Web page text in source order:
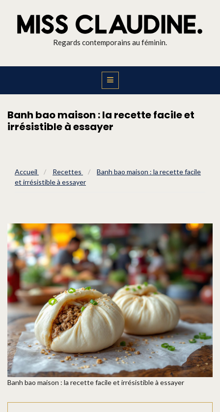
Regards contemporains au féminin.
Banh bao maison : la recette facile et
irrésistible à essayer
Accueil / Recettes /
Banh bao maison : la recette facile
et irrésistible à essayer
Banh bao maison : la recette facile et irrésistible à essayer